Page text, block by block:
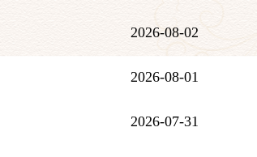
2026-08-02
2026-08-01
2026-07-31